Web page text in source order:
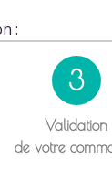
:
3
Validation
de votre